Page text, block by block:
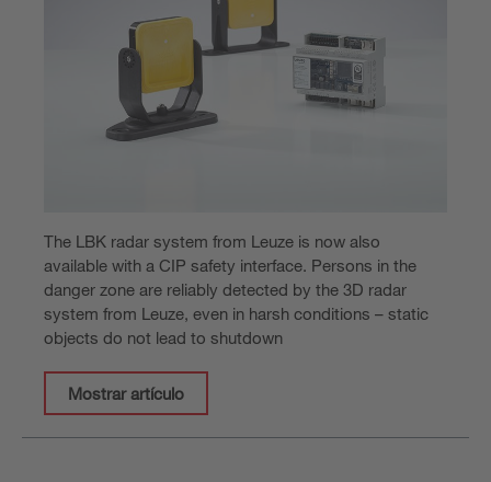
The LBK radar system from Leuze is now also
available with a CIP safety interface. Persons in the
danger zone are reliably detected by the 3D radar
system from Leuze, even in harsh conditions – static
objects do not lead to shutdown
Mostrar artículo